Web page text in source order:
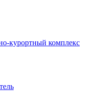
курортный комплекс